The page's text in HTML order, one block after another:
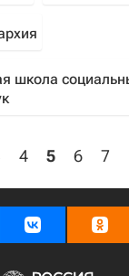
школа
4 5 6 7